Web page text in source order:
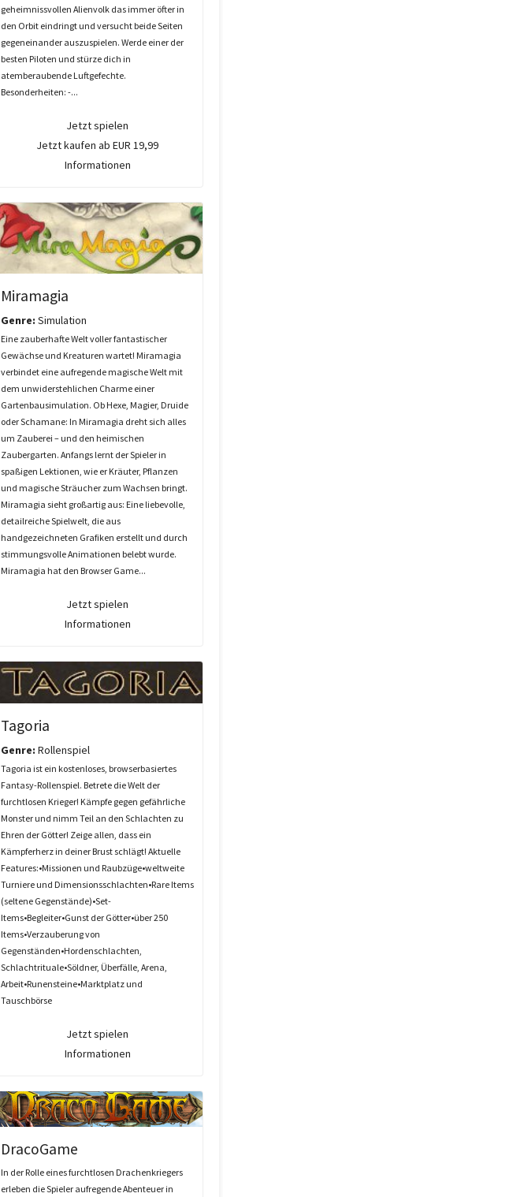
geheimnissvollen Alienvolk das immer öfter in
den Orbit eindringt und versucht beide Seiten
gegeneinander auszuspielen. Werde einer der
besten Piloten und stürze dich in
atemberaubende Luftgefechte.
Besonderheiten: -...
Jetzt spielen
Jetzt kaufen ab EUR 19,99
Informationen
Miramagia
Genre: Simulation
Eine zauberhafte Welt voller fantastischer
Gewächse und Kreaturen wartet! Miramagia
verbindet eine aufregende magische Welt mit
dem unwiderstehlichen Charme einer
Gartenbausimulation. Ob Hexe, Magier, Druide
oder Schamane: In Miramagia dreht sich alles
um Zauberei – und den heimischen
Zaubergarten. Anfangs lernt der Spieler in
spaßigen Lektionen, wie er Kräuter, Pflanzen
und magische Sträucher zum Wachsen bringt.
Miramagia sieht großartig aus: Eine liebevolle,
detailreiche Spielwelt, die aus
handgezeichneten Grafiken erstellt und durch
stimmungsvolle Animationen belebt wurde.
Miramagia hat den Browser Game...
Jetzt spielen
Informationen
Tagoria
Genre: Rollenspiel
Tagoria ist ein kostenloses, browserbasiertes
Fantasy-Rollenspiel. Betrete die Welt der
furchtlosen Krieger! Kämpfe gegen gefährliche
Monster und nimm Teil an den Schlachten zu
Ehren der Götter! Zeige allen, dass ein
Kämpferherz in deiner Brust schlägt! Aktuelle
Features:•Missionen und Raubzüge•weltweite
Turniere und Dimensionsschlachten•Rare Items
(seltene Gegenstände)•Set-
Items•Begleiter•Gunst der Götter•über 250
Items•Verzauberung von
Gegenständen•Hordenschlachten,
Schlachtrituale•Söldner, Überfälle, Arena,
Arbeit•Runensteine•Marktplatz und
Tauschbörse
Jetzt spielen
Informationen
DracoGame
In der Rolle eines furchtlosen Drachenkriegers
erleben die Spieler aufregende Abenteuer in